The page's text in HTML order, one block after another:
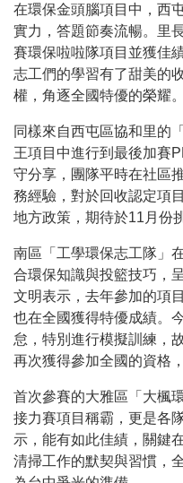
在環保金頭腦項目中，西
實力，答題節奏流暢。里
賽環保啦啦隊項目並獲佳
志工們的學習有了甜美的
權，角逐全國特優的榮耀。
同樣來自西屯區協和里的
王項目中進行到最後加賽
守分享，團隊平時在社區
務經驗，對於回收認定項
地方政策，期待於11月份
南區「工學環保志工隊」
合環保知識與投籃技巧，
文明表示，去年參加的項
也在全國獲得特優成績。
怠，特別進行模擬訓練，
再次獲得參加全國的資格
首次參賽的大雅區「大楓
接力賽項目稱霸，更是各
示，能有如此佳績，關鍵
清掃工作的默契與習慣，